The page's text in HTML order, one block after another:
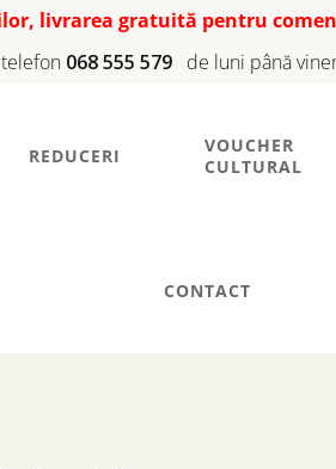
livrarea gratuită pentru
068 555 579 de luni până
REDUCERI
VOUCHER
CULTURAL
CONTACT